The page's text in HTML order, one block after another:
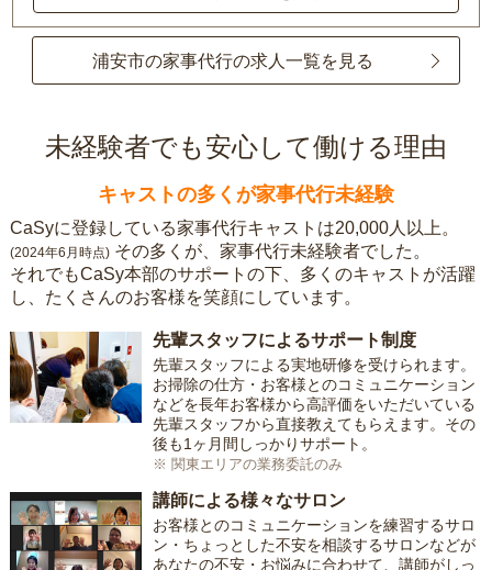
浦安市の家事代行の求人一覧を見る
未経験者でも安心して働ける理由
キャストの多くが家事代行未経験
CaSyに登録している家事代行キャストは20,000人以上。
(2024年6月時点) その多くが、家事代行未経験者でした。
それでもCaSy本部のサポートの下、多くのキャストが活躍
し、たくさんのお客様を笑顔にしています。
先輩スタッフによるサポート制度
先輩スタッフによる実地研修を受けられます。
お掃除の仕方・お客様とのコミュニケーション
などを長年お客様から高評価をいただいている
先輩スタッフから直接教えてもらえます。その
後も1ヶ月間しっかりサポート。
※ 関東エリアの業務委託のみ
講師による様々なサロン
お客様とのコミュニケーションを練習するサロ
ン・ちょっとした不安を相談するサロンなどが
あなたの不安・お悩みに合わせて、講師がしっ